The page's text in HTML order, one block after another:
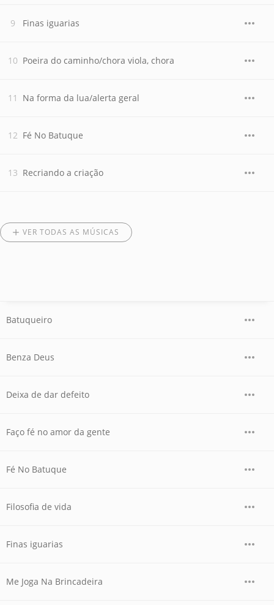
Finas iguarias
Poeira do caminho/chora viola, chora
Na forma da lua/alerta geral
Fé No Batuque
Recriando a criação
VER TODAS AS MÚSICAS
Batuqueiro
Benza Deus
Deixa de dar defeito
Faço fé no amor da gente
Fé No Batuque
Filosofia de vida
Finas iguarias
Me Joga Na Brincadeira